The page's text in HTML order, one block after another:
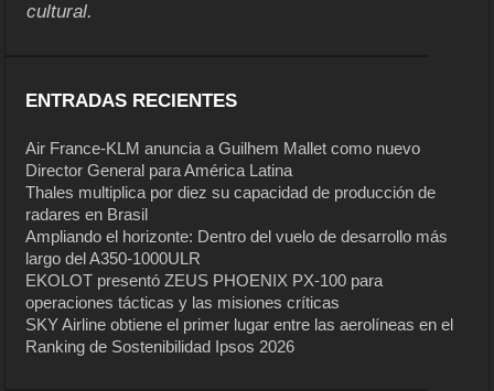
cultural.
ENTRADAS RECIENTES
Air France-KLM anuncia a Guilhem Mallet como nuevo
Director General para América Latina
Thales multiplica por diez su capacidad de producción de
radares en Brasil
Ampliando el horizonte: Dentro del vuelo de desarrollo más
largo del A350-1000ULR
EKOLOT presentó ZEUS PHOENIX PX-100 para
operaciones tácticas y las misiones críticas
SKY Airline obtiene el primer lugar entre las aerolíneas en el
Ranking de Sostenibilidad Ipsos 2026